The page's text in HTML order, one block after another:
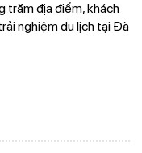
trăm địa điểm, khách
nghiệm du lịch tại Đà